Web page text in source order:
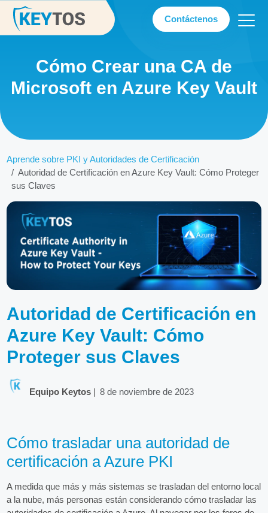
Contáctenos
Cómo Crear una CA de
Microsoft en Azure Key Vault
Aprende sobre PKI y Autoridades de Certificación
Autoridad de Certificación en Azure Key Vault: Cómo Proteger
sus Claves
Autoridad de Certificación en
Azure Key Vault: Cómo
Proteger sus Claves
Equipo Keytos| 8 de noviembre de 2023
Cómo trasladar una autoridad de
certificación a Azure PKI
A medida que más y más sistemas se trasladan del entorno local
a la nube, más personas están considerando cómo trasladar las